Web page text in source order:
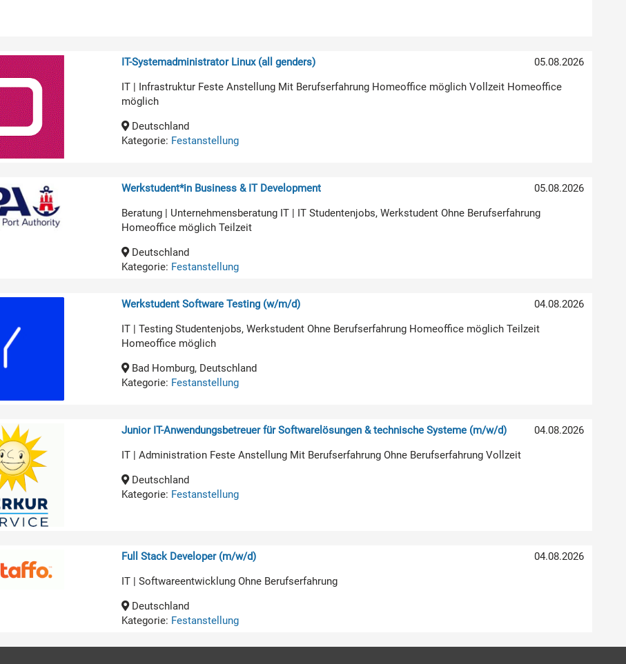
05.08.2026
IT-Systemadministrator Linux (all genders)
IT | Infrastruktur Feste Anstellung Mit Berufserfahrung Homeoffice möglich Vollzeit Homeoffice
möglich
Deutschland
Kategorie: Festanstellung
05.08.2026
Werkstudent*in Business & IT Development
Beratung | Unternehmensberatung IT | IT Studentenjobs, Werkstudent Ohne Berufserfahrung
Homeoffice möglich Teilzeit
Deutschland
Kategorie: Festanstellung
04.08.2026
Werkstudent Software Testing (w/m/d)
IT | Testing Studentenjobs, Werkstudent Ohne Berufserfahrung Homeoffice möglich Teilzeit
Homeoffice möglich
Bad Homburg, Deutschland
Kategorie: Festanstellung
04.08.2026
Junior IT-Anwendungsbetreuer für Softwarelösungen & technische Systeme (m/w/d)
IT | Administration Feste Anstellung Mit Berufserfahrung Ohne Berufserfahrung Vollzeit
Deutschland
Kategorie: Festanstellung
04.08.2026
Full Stack Developer (m/w/d)
IT | Softwareentwicklung Ohne Berufserfahrung
Deutschland
Kategorie: Festanstellung